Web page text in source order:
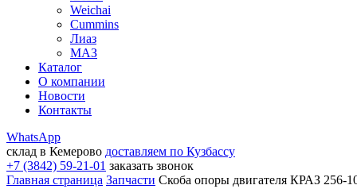
Weichai
Cummins
Лиаз
МАЗ
Каталог
О компании
Новости
Контакты
WhatsApp
склад в Кемерово доставляем по Кузбассу
+7 (3842) 59-21-01 заказать звонок
Главная страница Запчасти Скоба опоры двигателя КРАЗ 256-